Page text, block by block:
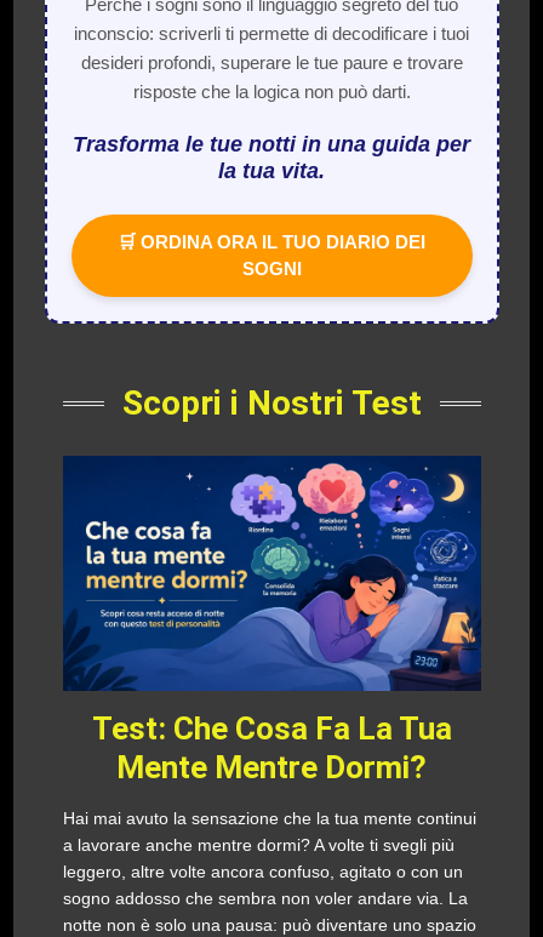
Perché i sogni sono il linguaggio segreto del tuo
inconscio: scriverli ti permette di decodificare i tuoi
desideri profondi, superare le tue paure e trovare
risposte che la logica non può darti.
Trasforma le tue notti in una guida per
la tua vita.
🛒 ORDINA ORA IL TUO DIARIO DEI
SOGNI
Scopri i Nostri Test
Test: Che Cosa Fa La Tua
Mente Mentre Dormi?
Hai mai avuto la sensazione che la tua mente continui
a lavorare anche mentre dormi? A volte ti svegli più
leggero, altre volte ancora confuso, agitato o con un
sogno addosso che sembra non voler andare via. La
notte non è solo una pausa: può diventare uno spazio